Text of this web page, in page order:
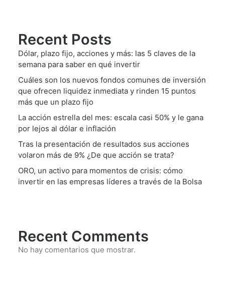
Recent Posts
Dólar, plazo fijo, acciones y más: las 5 claves de la
semana para saber en qué invertir
Cuáles son los nuevos fondos comunes de inversión
que ofrecen liquidez inmediata y rinden 15 puntos
más que un plazo fijo
La acción estrella del mes: escala casi 50% y le gana
por lejos al dólar e inflación
Tras la presentación de resultados sus acciones
volaron más de 9% ¿De que acción se trata?
ORO, un activo para momentos de crisis: cómo
invertir en las empresas líderes a través de la Bolsa
Recent Comments
No hay comentarios que mostrar.